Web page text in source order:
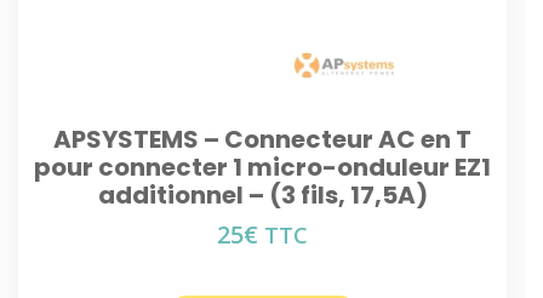
APSYSTEMS – Connecteur AC en T
pour connecter 1 micro-onduleur EZ1
additionnel – (3 fils, 17,5A)
25€ TTC